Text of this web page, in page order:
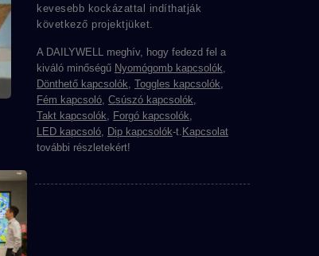
kevesebb kockázattal indíthatják
következő projektjüket.
A DAILYWELL meghív, hogy fedezd fel a
kiváló minőségű Nyomógomb kapcsolók,
Dönthető kapcsolók, Toggles kapcsolók,
Fém kapcsoló, Csúszó kapcsolók,
Takt kapcsolók, Forgó kapcsolók,
LED kapcsoló, Dip kapcsolók-t. Kapcsolat
további részletekért!